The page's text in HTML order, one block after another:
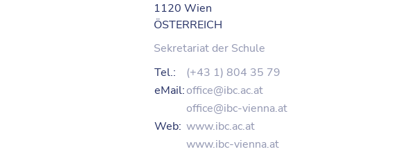
1120 Wien
ÖSTERREICH
Sekretariat der Schule
Tel.:
(+43 1) 804 35 79
eMail:office@ibc.ac.at
office@ibc-vienna.at
Web: www.ibc.ac.at
www.ibc-vienna.at